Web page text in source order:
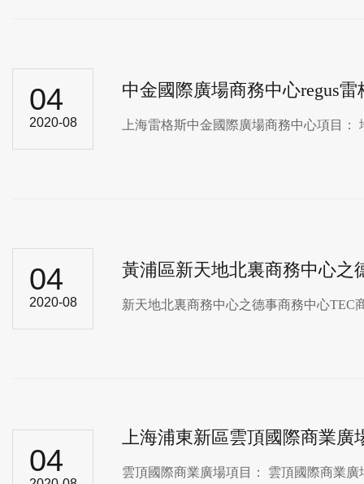
04
2020-08
中金國際廣場商務中心regus雷
上海雷格斯中金國際廣場商務中心​項目： 地
04
2020-08
黃浦區新天地北裏商務中心之
新天地北裏商務中心之德事商務中心TEC商務
04
上海浦東新區雲頂國際商業廣
雲頂國際商業廣場項目： 雲頂國際商業